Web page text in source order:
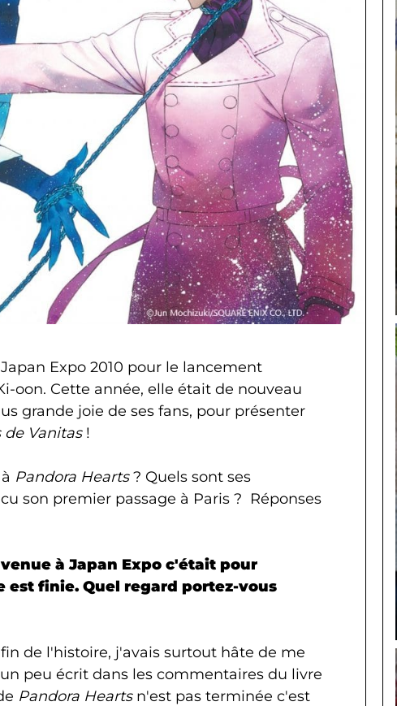
Expo 2010 pour le lancement
oon. Cette année, elle était de nouveau
grande joie de ses fans, pour présenter
de Vanitas!
Pandora Hearts? Quels sont ses
son premier passage à Paris ? Réponses
à Japan Expo c'était pour
est finie. Quel regard portez-vous
de l'histoire, j'avais surtout hâte de me
peu écrit dans les commentaires du livre
Pandora Heartsn'est pas terminée c'est